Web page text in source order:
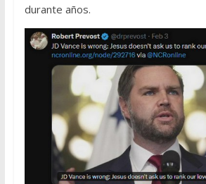
durante años.